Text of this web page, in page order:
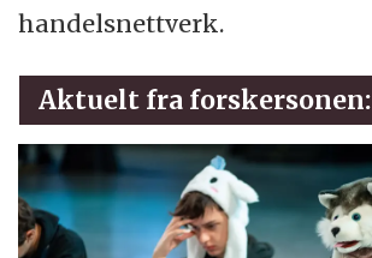
handelsnettverk.
Aktuelt fra forskersonen: